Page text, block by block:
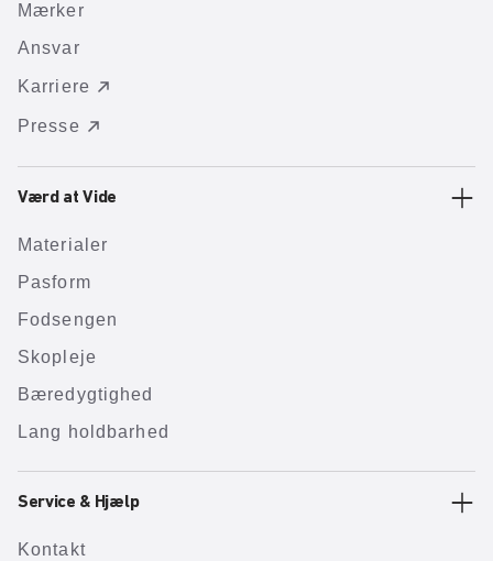
Mærker
Ansvar
Karriere
Presse
Værd at Vide
Materialer
Pasform
Fodsengen
Skopleje
Bæredygtighed
Lang holdbarhed
Service & Hjælp
Kontakt